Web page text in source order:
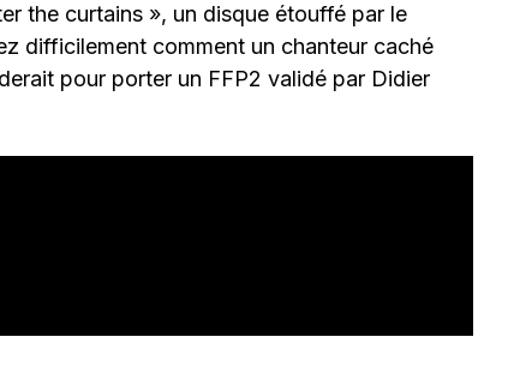
the curtains », un disque étouffé par le
difficilement comment un chanteur caché
pour porter un FFP2 validé par Didier